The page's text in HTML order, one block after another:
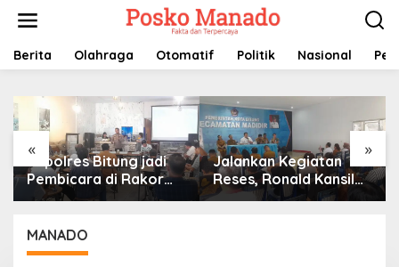
Berita Olahraga Otomatif Politik Nasional
« »
Kapolres Bitung jadi
Pembicara di Rakor
KPU terkait Persiapan
Jalankan Kegiatan
Reses, Ronald Kansil
Terima Keluhan Warga
MANADO